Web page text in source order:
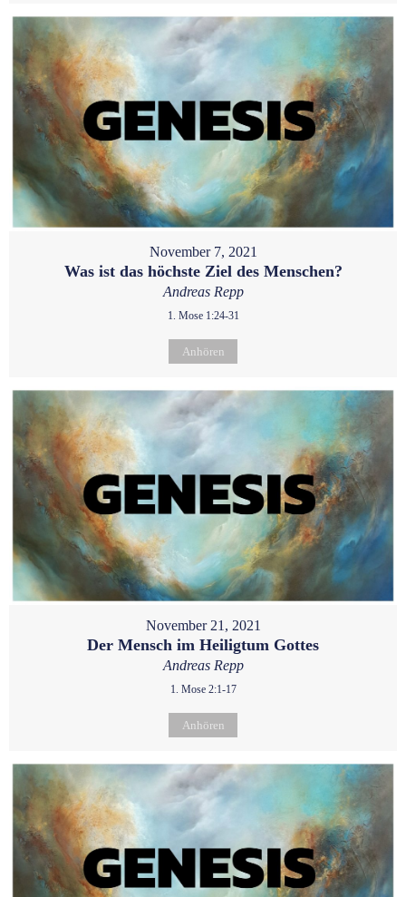
November 7, 2021
Was ist das höchste Ziel des Menschen?
Andreas Repp
1. Mose 1:24-31
Anhören
November 21, 2021
Der Mensch im Heiligtum Gottes
Andreas Repp
1. Mose 2:1-17
Anhören